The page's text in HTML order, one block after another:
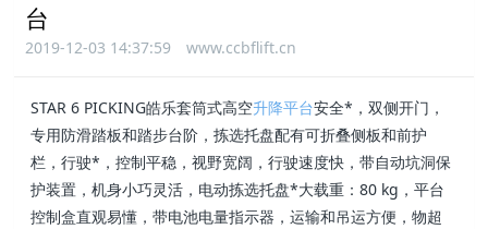
台
2019-12-03 14:37:59 www.ccbflift.cn
STAR 6 PICKING皓乐套筒式高空升降平台安全*，双侧开门，
专用防滑踏板和踏步台阶，拣选托盘配有可折叠侧板和前护
栏，行驶*，控制平稳，视野宽阔，行驶速度快，带自动坑洞保
护装置，机身小巧灵活，电动拣选托盘*大载重：80 kg，平台
控制盒直观易懂，带电池电量指示器，运输和吊运方便，物超